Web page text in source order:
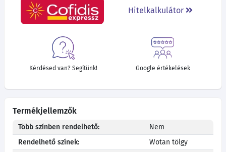
Hitelkalkulátor
Kérdésed van? Segítünk! Google értékelések
Termékjellemzők
Több színben rendelhető:
Nem
Rendelhető színek:
Wotan tölgy